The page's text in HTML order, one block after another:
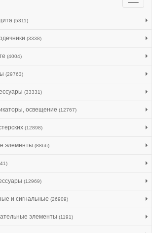
(5311)
(3338)
(4004)
(29763)
(33331)
освещение (12767)
(12898)
элементы (8866)
(12969)
и сигнальные (26909)
элементы (1191)